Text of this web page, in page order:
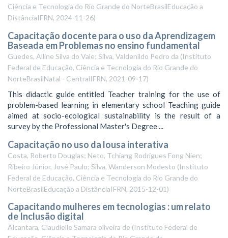
Ciência e Tecnologia do Rio Grande do NorteBrasilEducação a
DistânciaIFRN, 2024-11-26)
Capacitação docente para o uso da Aprendizagem
Baseada em Problemas no ensino fundamental
Guedes, Alline Silva do Vale; Silva, Valdenildo Pedro da (Instituto
Federal de Educação, Ciência e Tecnologia do Rio Grande do
NorteBrasilNatal - CentralIFRN, 2021-09-17)
This didactic guide entitled Teacher training for the use of
problem-based learning in elementary school Teaching guide
aimed at socio-ecological sustainability is the result of a
survey by the Professional Master's Degree ...
Capacitação no uso da lousa interativa
Costa, Roberto Douglas; Neto, Tchiang Rodrigues Fong Nien;
Ribeiro Júnior, José Paulo; Silva, Wanderson Modesto (Instituto
Federal de Educação, Ciência e Tecnologia do Rio Grande do
NorteBrasilEducação a DistânciaIFRN, 2015-12-01)
Capacitando mulheres em tecnologias : um relato
de Inclusão digital
Alcantara, Claudielle Samara oliveira de (Instituto Federal de